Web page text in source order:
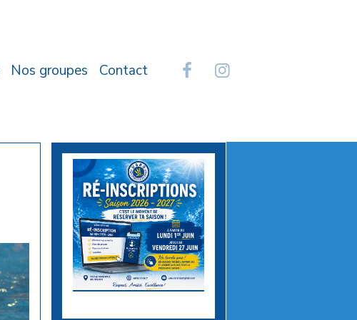
Nos groupes Contact